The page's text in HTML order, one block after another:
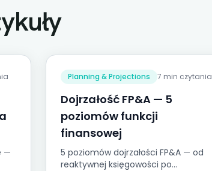
—
Planning & Projections 7 min czytania
Dojrzałość FP&A — 5
poziomów funkcji
finansowej
5 poziomów dojrzałości FP&A — od
reaktywnej księgowości po